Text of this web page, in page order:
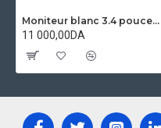
Moniteur blanc 3.4 pouces 2fils ENERGICAL VFE11
11 000,00DA